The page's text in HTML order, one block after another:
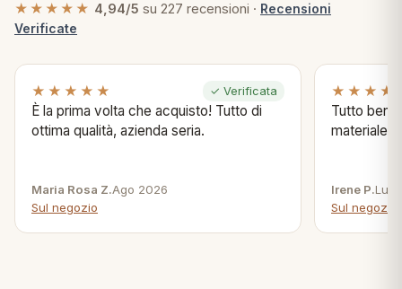
★★★★★ 4,94/5 su 227 recensioni · Recensioni
Verificate
★★★★★ ✓ Verificata
È la prima volta che acquisto! Tutto di
ottima qualità, azienda seria.
Maria Rosa Z.Ago 2026
Sul negozio
Tutto bene
materiale .
Irene P.Lug
Sul negozio